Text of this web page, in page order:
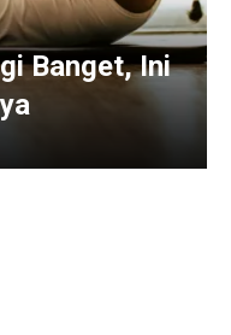
Banget, Ini